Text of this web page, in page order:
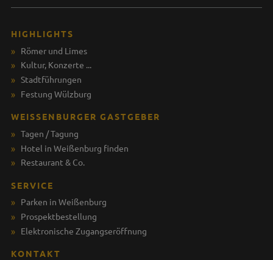
HIGHLIGHTS
Römer und Limes
Kultur, Konzerte ...
Stadtführungen
Festung Wülzburg
WEISSENBURGER GASTGEBER
Tagen / Tagung
Hotel in Weißenburg finden
Restaurant & Co.
SERVICE
Parken in Weißenburg
Prospektbestellung
Elektronische Zugangseröffnung
KONTAKT